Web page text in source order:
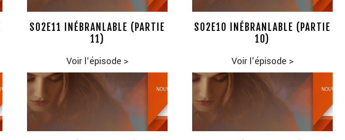
S02E11 INÉBRANLABLE (PARTIE
11)
Voir l'épisode >
S02E10 INÉBRANLABLE (PARTIE
10)
Voir l'épisode >